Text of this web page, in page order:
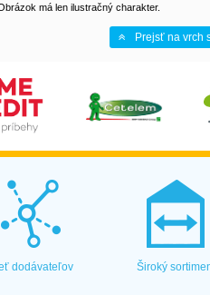
má len ilustračný charakter.
Prejsť na vrch
dodávateľov Široký